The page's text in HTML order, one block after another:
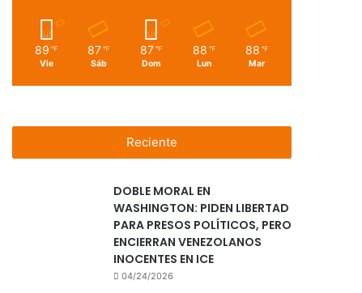
89 ℉
Vie
87 ℉
Sáb
87 ℉
Dom
88 ℉
Lun
88 ℉
Mar
Reciente
DOBLE MORAL EN
WASHINGTON: PIDEN LIBERTAD
PARA PRESOS POLÍTICOS, PERO
ENCIERRAN VENEZOLANOS
INOCENTES EN ICE
04/24/2026